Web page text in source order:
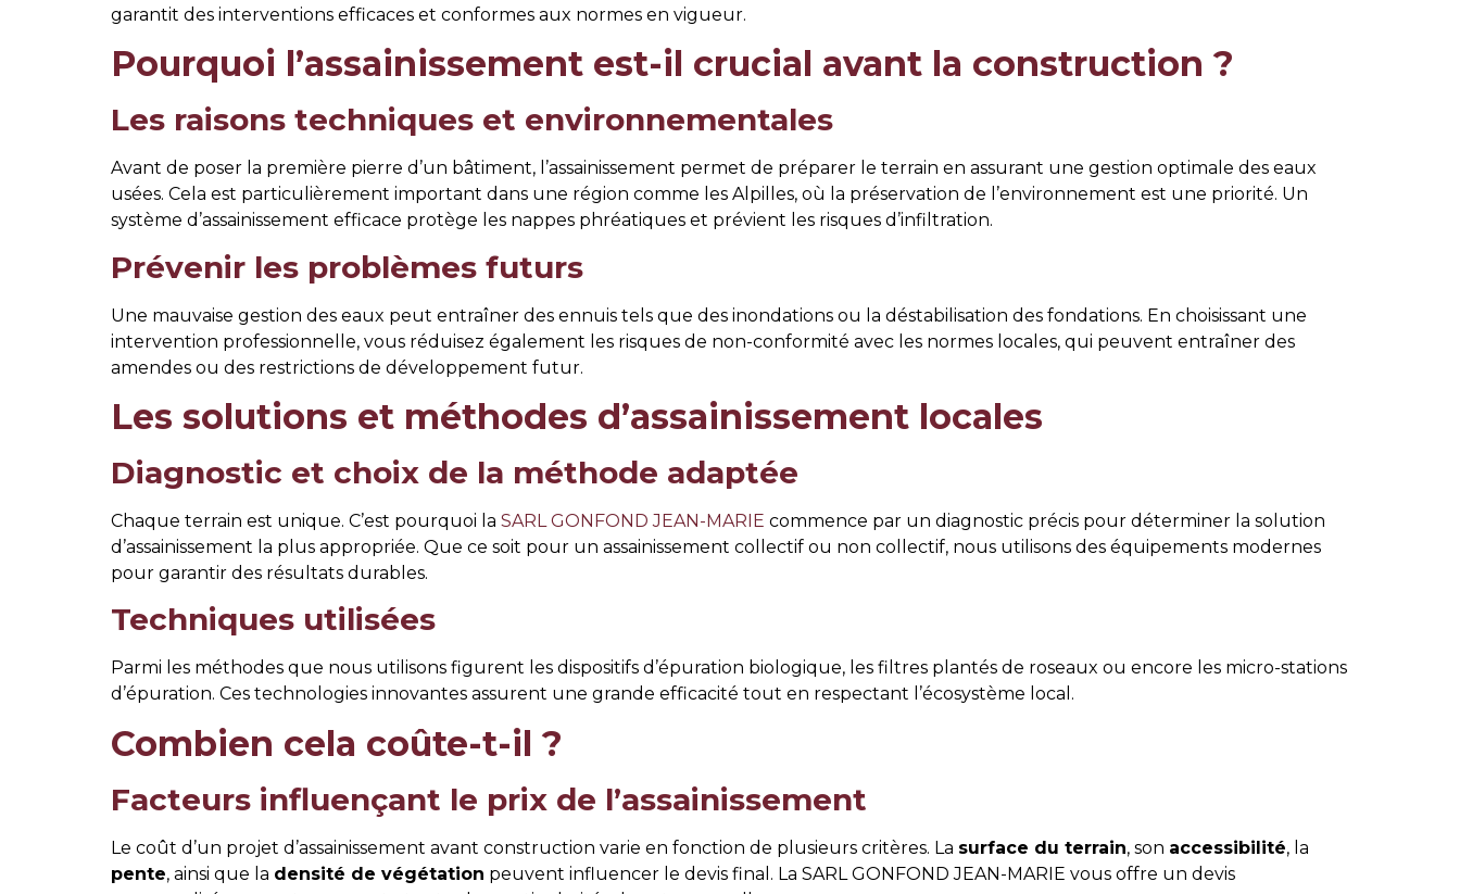
garantit des interventions efficaces et conformes aux normes en vigueur.
Pourquoi l’assainissement est-il crucial avant la construction ?
Les raisons techniques et environnementales
Avant de poser la première pierre d’un bâtiment, l’assainissement permet de préparer le terrain en assurant une gestion optimale des eaux
usées. Cela est particulièrement important dans une région comme les Alpilles, où la préservation de l’environnement est une priorité. Un
système d’assainissement efficace protège les nappes phréatiques et prévient les risques d’infiltration.
Prévenir les problèmes futurs
Une mauvaise gestion des eaux peut entraîner des ennuis tels que des inondations ou la déstabilisation des fondations. En choisissant une
intervention professionnelle, vous réduisez également les risques de non-conformité avec les normes locales, qui peuvent entraîner des
amendes ou des restrictions de développement futur.
Les solutions et méthodes d’assainissement locales
Diagnostic et choix de la méthode adaptée
Chaque terrain est unique. C’est pourquoi la SARL GONFOND JEAN-MARIE commence par un diagnostic précis pour déterminer la solution
d’assainissement la plus appropriée. Que ce soit pour un assainissement collectif ou non collectif, nous utilisons des équipements modernes
pour garantir des résultats durables.
Techniques utilisées
Parmi les méthodes que nous utilisons figurent les dispositifs d’épuration biologique, les filtres plantés de roseaux ou encore les micro-stations
d’épuration. Ces technologies innovantes assurent une grande efficacité tout en respectant l’écosystème local.
Combien cela coûte-t-il ?
Facteurs influençant le prix de l’assainissement
Le coût d’un projet d’assainissement avant construction varie en fonction de plusieurs critères. La surface du terrain, son accessibilité, la
pente, ainsi que la densité de végétation peuvent influencer le devis final. La SARL GONFOND JEAN-MARIE vous offre un devis